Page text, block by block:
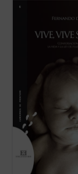
Este libro quiere ser una
para recuperar la evidencia
aborto. Ni los más
siglo XX fueron capaces
muchos un amor ...
(ver